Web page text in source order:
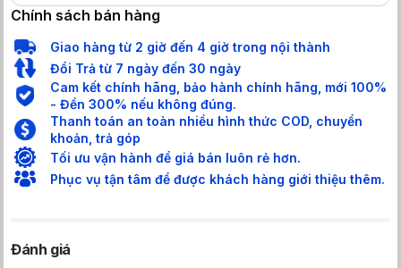
lên tivi
Tìm kiếm giọng nói trên
YouTube bằng tiếng Việt
Chính sách bán hàng
Giao hàng từ 2 giờ đến 4 giờ trong nội thành
Đổi Trả từ 7 ngày đến 30 ngày
Cam kết chính hãng, bảo hành chính hãng, mới 100%
- Đền 300% nếu không đúng.
Thanh toán an toàn nhiều hình thức COD, chuyển
khoản, trả góp
Tối ưu vận hành để giá bán luôn rẻ hơn.
Phục vụ tận tâm để được khách hàng giới thiệu thêm.
Đánh giá